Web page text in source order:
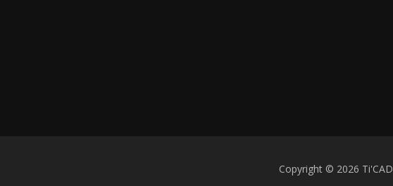
Copyright © 2026 Ti'CAD